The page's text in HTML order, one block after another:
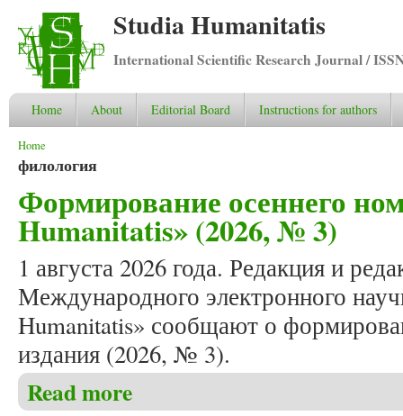
Studia Humanitatis
International Scientific Research Journal /
Home About Editorial Board Instructions for authors
You are here
Home
филология
Формирование осеннего
Humanitatis» (2026, № 3)
1 августа 2026 года. Редакция и
Международного электронного
Humanitatis» сообщают о
издания (2026, № 3).
Read more